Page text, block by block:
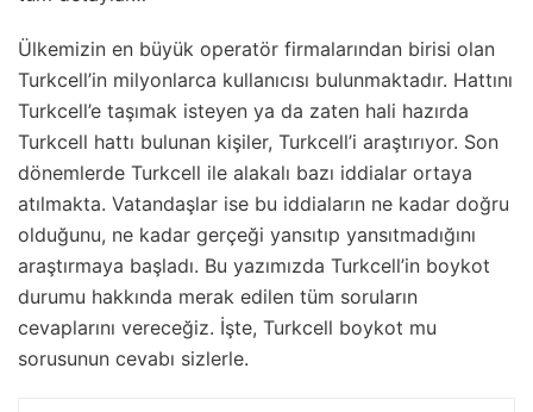
Ülkemizin en büyük operatör firmalarından birisi olan
Turkcell’in milyonlarca kullanıcısı bulunmaktadır. Hattını
Turkcell’e taşımak isteyen ya da zaten hali hazırda
Turkcell hattı bulunan kişiler, Turkcell’i araştırıyor. Son
dönemlerde Turkcell ile alakalı bazı iddialar ortaya
atılmakta. Vatandaşlar ise bu iddiaların ne kadar doğru
olduğunu, ne kadar gerçeği yansıtıp yansıtmadığını
araştırmaya başladı. Bu yazımızda Turkcell’in boykot
durumu hakkında merak edilen tüm soruların
cevaplarını vereceğiz. İşte, Turkcell boykot mu
sorusunun cevabı sizlerle.